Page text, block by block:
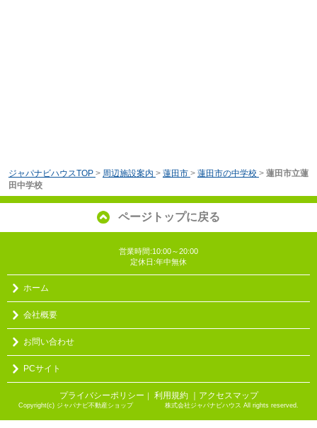
ジャパナビハウスTOP > 周辺施設案内 > 蓮田市 > 蓮田市の中学校 > 蓮田市立蓮
田中学校
ページトップに戻る
営業時間:10:00～20:00
定休日:年中無休
ホーム
会社概要
お問い合わせ
PCサイト
プライバシーポリシー ｜ 利用規約 ｜アクセスマップ
Copyright(c) ジャパナビ不動産ショップ 株式会社ジャパナビハウス All rights reserved.